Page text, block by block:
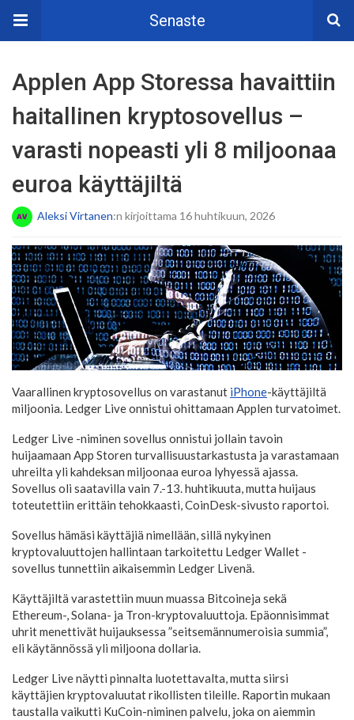
Senaste
Applen App Storessa havaittiin
haitallinen kryptosovellus –
varasti nopeasti yli 8 miljoonaa
euroa käyttäjiltä
Aleksi Virtanen:n kirjoittama 16 huhtikuun, 2026
Vaarallinen kryptosovellus on varastanut iPhone-käyttäjiltä
miljoonia. Ledger Live onnistui ohittamaan Applen turvatoimet.
Ledger Live -niminen sovellus onnistui jollain tavoin
huijaamaan App Storen turvallisuustarkastusta ja varastamaan
uhreilta yli kahdeksan miljoonaa euroa lyhyessä ajassa.
Sovellus oli saatavilla vain 7.-13. huhtikuuta, mutta huijaus
toteutettiin erittäin tehokkaasti, CoinDesk-sivusto raportoi.
Sovellus hämäsi käyttäjiä nimellään, sillä nykyinen
kryptovaluuttojen hallintaan tarkoitettu Ledger Wallet -
sovellus tunnettiin aikaisemmin Ledger Livenä.
Käyttäjiltä varastettiin muun muassa Bitcoineja sekä
Ethereum-, Solana- ja Tron-kryptovaluuttoja. Epäonnisimmat
uhrit menettivät huijauksessa ”seitsemännumeroisia summia”,
eli käytännössä yli miljoona dollaria.
Ledger Live näytti pinnalta luotettavalta, mutta siirsi
käyttäjien kryptovaluutat rikollisten tileille. Raportin mukaan
taustalla vaikutti KuCoin-niminen palvelu, joka on aiemmin